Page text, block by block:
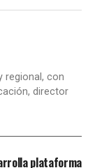
regional, con
director
plataforma